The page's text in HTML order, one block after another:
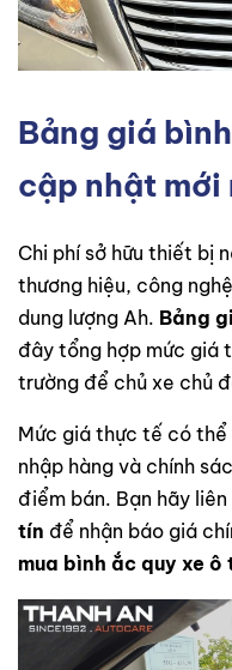
Bảng giá
cập nhật
Chi phí sở hữu thiết bị
thương hiệu, công
dung lượng Ah. Bảng
đây tổng hợp mức giá
trường để chủ xe chủ
Mức giá thực tế có
nhập hàng và chính
điểm bán. Bạn hãy
tín để nhận báo giá
mua bình ắc quy xe